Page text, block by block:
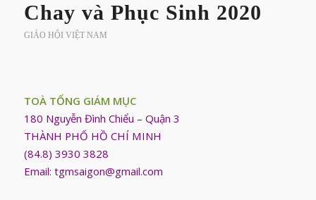
Chay và Phục Sinh 2020
GIÁO HỘI VIỆT NAM
TOÀ TỔNG GIÁM MỤC
180 Nguyễn Đình Chiểu – Quận 3
THÀNH PHỐ HỒ CHÍ MINH
(84.8) 3930 3828
Email: tgmsaigon@gmail.com